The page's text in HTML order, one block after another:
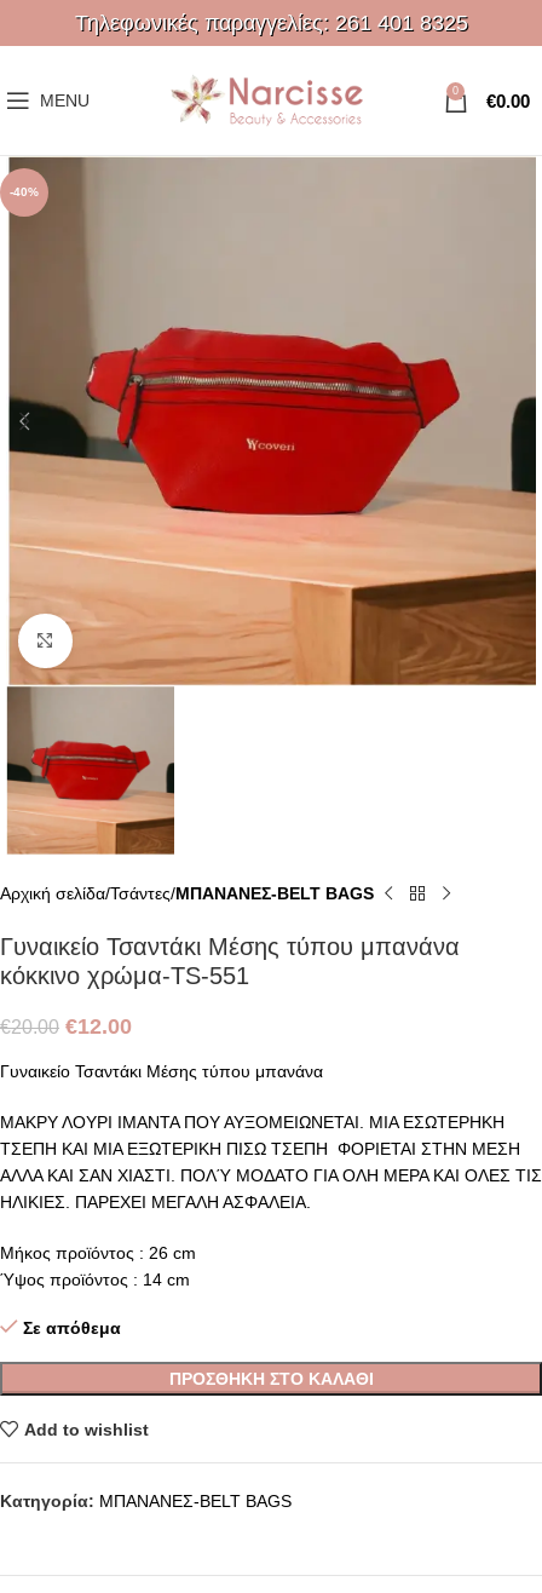
Τηλεφωνικές παραγγελίες: 261 401 8325
MENU 0 €0.00
-40%
Click to enlarge
Αρχική σελίδα Τσάντες ΜΠΑΝΑΝΕΣ-BELT BAGS
Γυναικείο Τσαντάκι Μέσης τύπου μπανάνα
κόκκινο χρώμα-TS-551
€20.00 €12.00
Γυναικείο Τσαντάκι Μέσης τύπου μπανάνα
ΜΑΚΡΥ ΛΟΥΡΙ ΙΜΑΝΤΑ ΠΟΥ ΑΥΞΟΜΕΙΩΝΕΤΑΙ. ΜΙΑ ΕΣΩΤΕΡΗΚΗ
ΤΣΕΠΗ ΚΑΙ ΜΙΑ ΕΞΩΤΕΡΙΚΗ ΠΙΣΩ ΤΣΕΠΗ ΦΟΡΙΕΤΑΙ ΣΤΗΝ ΜΕΣΗ
ΑΛΛΑ ΚΑΙ ΣΑΝ ΧΙΑΣΤΙ. ΠΟΛΎ ΜΟΔΑΤΟ ΓΙΑ ΟΛΗ ΜΕΡΑ ΚΑΙ ΟΛΕΣ ΤΙΣ
ΗΛΙΚΙΕΣ. ΠΑΡΕΧΕΙ ΜΕΓΑΛΗ ΑΣΦΑΛΕΙΑ.
Μήκος προϊόντος : 26 cm
Ύψος προϊόντος : 14 cm
Σε απόθεμα
ΠΡΟΣΘΉΚΗ ΣΤΟ ΚΑΛΆΘΙ
Add to wishlist
Κατηγορία: ΜΠΑΝΑΝΕΣ-BELT BAGS